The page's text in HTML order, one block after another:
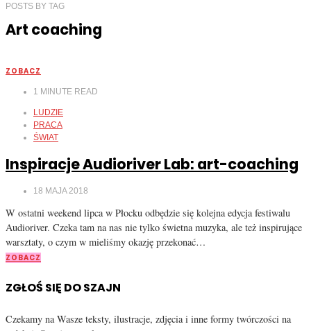
POSTS BY TAG
Art coaching
ZOBACZ
1 MINUTE READ
LUDZIE
PRACA
ŚWIAT
Inspiracje Audioriver Lab: art-coaching
18 MAJA 2018
W ostatni weekend lipca w Płocku odbędzie się kolejna edycja festiwalu
Audioriver. Czeka tam na nas nie tylko świetna muzyka, ale też inspirujące
warsztaty, o czym w mieliśmy okazję przekonać…
ZOBACZ
ZGŁOŚ SIĘ DO SZAJN
Czekamy na Wasze teksty, ilustracje, zdjęcia i inne formy twórczości na